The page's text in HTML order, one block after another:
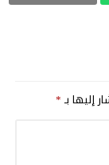
إليها بـ*